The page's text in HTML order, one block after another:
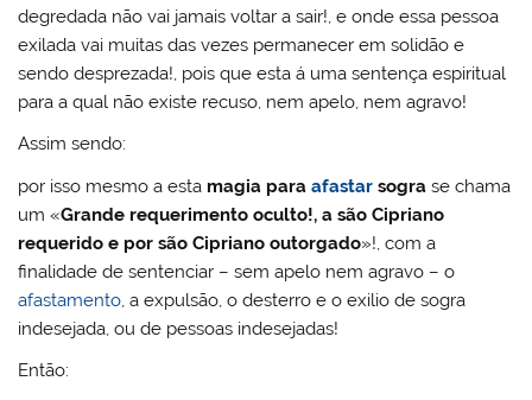
degredada não vai jamais voltar a sair!, e onde essa pessoa
exilada vai muitas das vezes permanecer em solidão e
sendo desprezada!, pois que esta á uma sentença espiritual
para a qual não existe recuso, nem apelo, nem agravo!
Assim sendo:
por isso mesmo a esta magia paraafastar sogra se chama
um «Grande requerimento oculto!, a são Cipriano
requerido e por são Cipriano outorgado»!, com a
finalidade de sentenciar – sem apelo nem agravo – o
afastamento, a expulsão, o desterro e o exilio de sogra
indesejada, ou de pessoas indesejadas!
Então: